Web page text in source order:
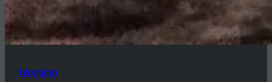
blogging